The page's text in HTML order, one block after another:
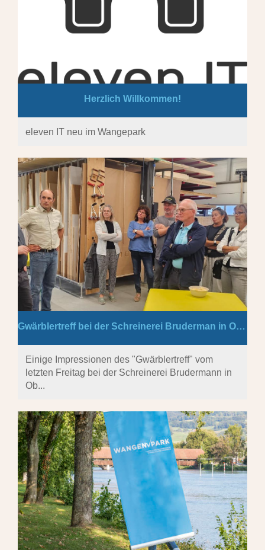
Herzlich Willkommen!
eleven IT neu im Wangepark
Gwärblertreff bei der Schreinerei Bruderman in Oberbipp
Einige Impressionen des "Gwärblertreff" vom
letzten Freitag bei der Schreinerei Brudermann in
Ob...